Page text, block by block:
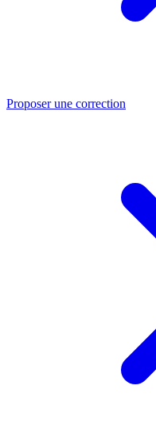
Proposer une correction